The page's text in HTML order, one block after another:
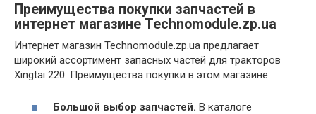
Преимущества покупки запчастей в
интернет магазине Technomodule.zp.ua
Интернет магазин Technomodule.zp.ua предлагает
широкий ассортимент запасных частей для тракторов
Xingtai 220. Преимущества покупки в этом магазине:
Большой выбор запчастей. В каталоге